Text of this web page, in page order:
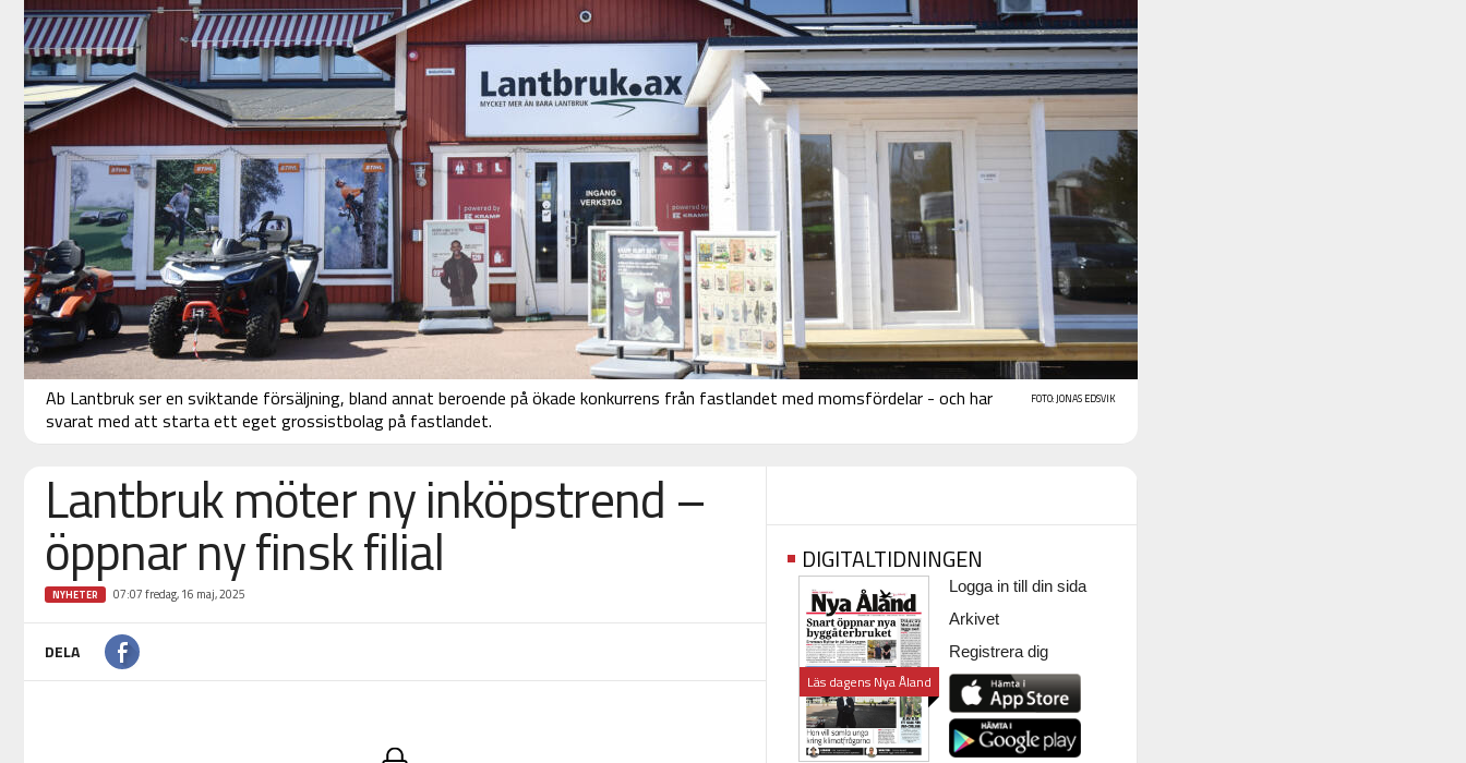
FOTO: JONAS EDSVIK
Ab Lantbruk ser en sviktande försäljning, bland annat beroende på ökade konkurrens från fastlandet med momsfördelar - och har
svarat med att starta ett eget grossistbolag på fastlandet.
Lantbruk möter ny inköpstrend –
öppnar ny finsk filial
NYHETER 07:07 fredag, 16 maj, 2025
DELA
DIGITALTIDNINGEN
Läs dagens Nya Åland
Logga in till din sida
Arkivet
Registrera dig